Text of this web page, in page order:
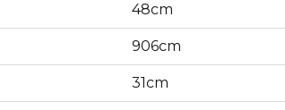
48cm
906cm
31cm